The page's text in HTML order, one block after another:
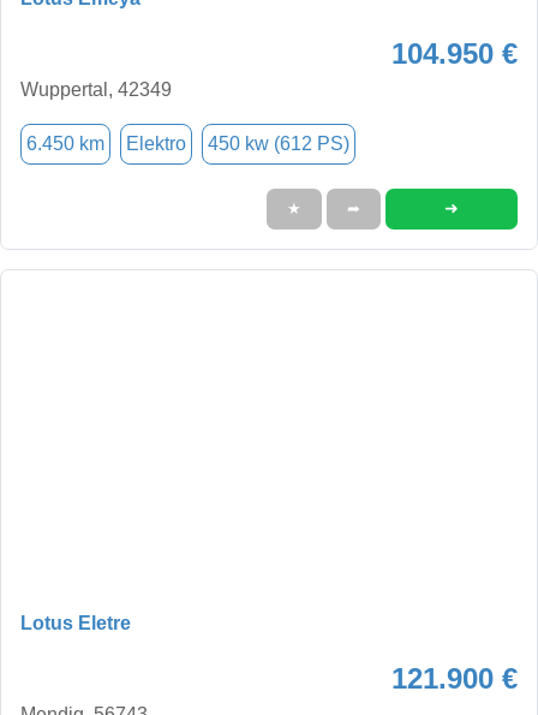
104.950 €
Wuppertal, 42349
6.450 km Elektro 450 kw (612 PS)
★ ➦ ➜
Lotus Eletre
121.900 €